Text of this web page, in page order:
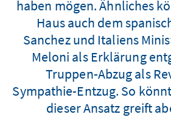
haben mögen. Ähnliches
Haus auch dem
Sanchez und Italiens
Meloni als Erklärung
Truppen-Abzug als
Sympathie-Entzug. So
dieser Ansatz greift